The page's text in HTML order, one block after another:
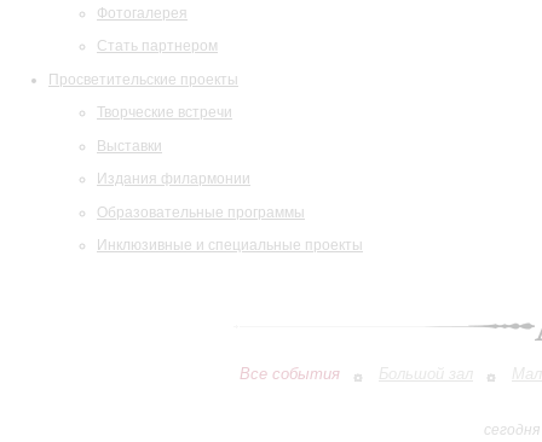
Фотогалерея
Стать партнером
Просветительские проекты
Творческие встречи
Выставки
Издания филармонии
Образовательные программы
Инклюзивные и специальные проекты
Все события Большой зал